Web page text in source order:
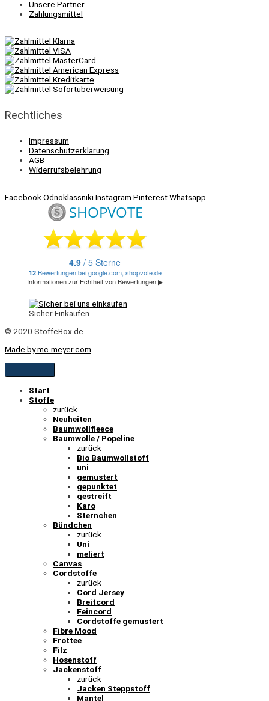
Unsere Partner
Zahlungsmittel
Rechtliches
Impressum
Datenschutzerklärung
AGB
Widerrufsbelehrung
FacebookOdnoklassnikiInstagram PinterestWhatsapp
Sicher Einkaufen
© 2020 StoffeBox.de
Made by mc-meyer.com
Start
Stoffe
zurück
Neuheiten
Baumwollfleece
Baumwolle / Popeline
zurück
Bio Baumwollstoff
uni
gemustert
gepunktet
gestreift
Karo
Sternchen
Bündchen
zurück
Uni
meliert
Canvas
Cordstoffe
zurück
Cord Jersey
Breitcord
Feincord
Cordstoffe gemustert
Fibre Mood
Frottee
Filz
Hosenstoff
Jackenstoff
zurück
Jacken Steppstoff
Mantel